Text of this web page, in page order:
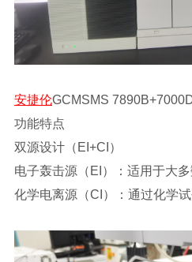
安捷伦GCMSMS
功能特点
双源设计（EI+CI）
电子轰击源（EI）：适用于大
化学电离源（CI）：通过化学